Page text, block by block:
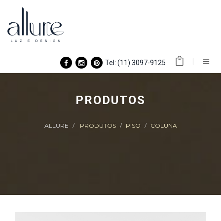
Tel: (11) 3097-9125
PRODUTOS
ALLURE PRODUTOS PISO COLUNA